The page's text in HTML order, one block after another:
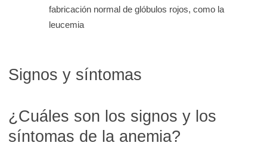
fabricación normal de glóbulos rojos, como la
leucemia
Signos y síntomas
¿Cuáles son los signos y los
síntomas de la anemia?